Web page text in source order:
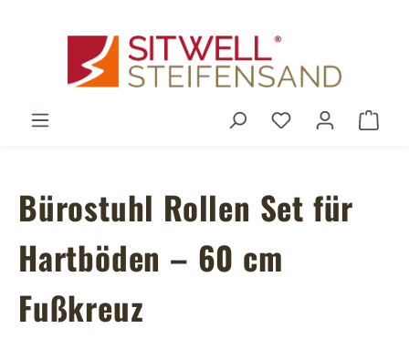
Du hast 0
Bürostuhl Rollen Set für
Hartböden – 60 cm
Fußkreuz